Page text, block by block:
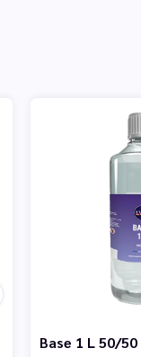
Base 1 L 50/50